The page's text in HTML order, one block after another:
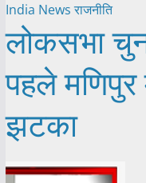
India Newsराजनीति
लोकसभा
पहले मणिपुर
झटका